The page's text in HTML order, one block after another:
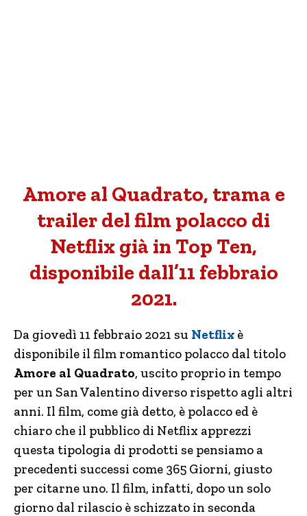
Amore al Quadrato, trama e
trailer del film polacco di
Netflix già in Top Ten,
disponibile dall’11 febbraio
2021.
Da giovedì 11 febbraio 2021 su Netflix è
disponibile il film romantico polacco dal titolo
Amore al Quadrato, uscito proprio in tempo
per un San Valentino diverso rispetto agli altri
anni. Il film, come già detto, è polacco ed è
chiaro che il pubblico di Netflix apprezzi
questa tipologia di prodotti se pensiamo a
precedenti successi come 365 Giorni, giusto
per citarne uno. Il film, infatti, dopo un solo
giorno dal rilascio è schizzato in seconda